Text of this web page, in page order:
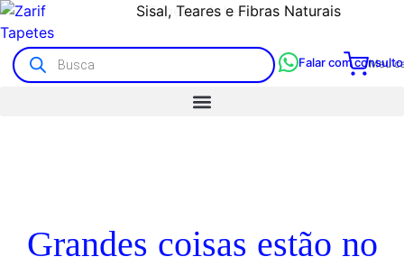
Tapetes Artesanais e Kilim
Sisal, Teares e Fibras Naturais
Meu
Falar com
Grandes coisas estão no